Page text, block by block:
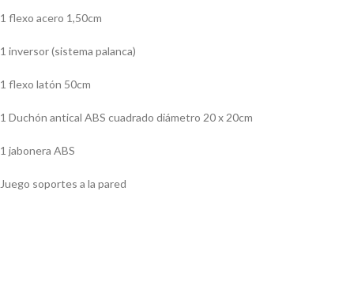
1 flexo acero 1,50cm
1 inversor (sistema palanca)
1 flexo latón 50cm
1 Duchón antical ABS cuadrado diámetro 20 x 20cm
1 jabonera ABS
Juego soportes a la pared